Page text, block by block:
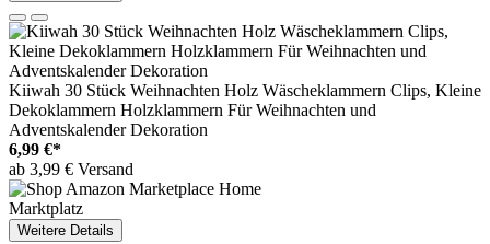
Kiiwah 30 Stück Weihnachten Holz Wäscheklammern Clips, Kleine
Dekoklammern Holzklammern Für Weihnachten und
Adventskalender Dekoration
6,99 €*
ab 3,99 € Versand
Marktplatz
Weitere Details